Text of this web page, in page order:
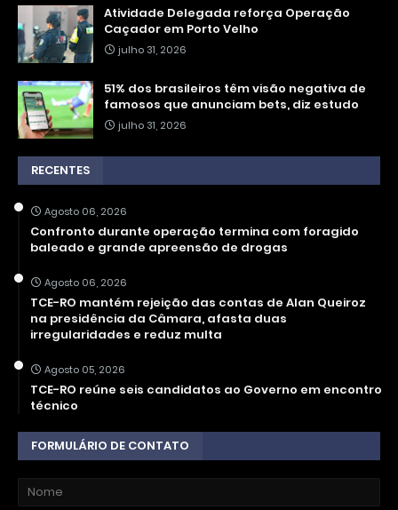
Atividade Delegada reforça Operação
Caçador em Porto Velho
julho 31, 2026
51% dos brasileiros têm visão negativa de
famosos que anunciam bets, diz estudo
julho 31, 2026
RECENTES
Agosto 06, 2026
Confronto durante operação termina com foragido
baleado e grande apreensão de drogas
Agosto 06, 2026
TCE-RO mantém rejeição das contas de Alan Queiroz
na presidência da Câmara, afasta duas
irregularidades e reduz multa
Agosto 05, 2026
TCE-RO reúne seis candidatos ao Governo em encontro
técnico
FORMULÁRIO DE CONTATO